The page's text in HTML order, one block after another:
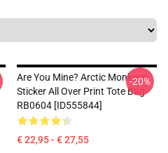
Are You Mine? Arctic Monkeys
Sticker All Over Print Tote Bag
RB0604 [ID555844]
€ 22,95 - € 27,55
-20%